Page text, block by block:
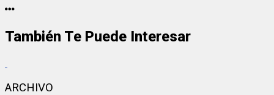
También Te Puede Interesar
ARCHIVO